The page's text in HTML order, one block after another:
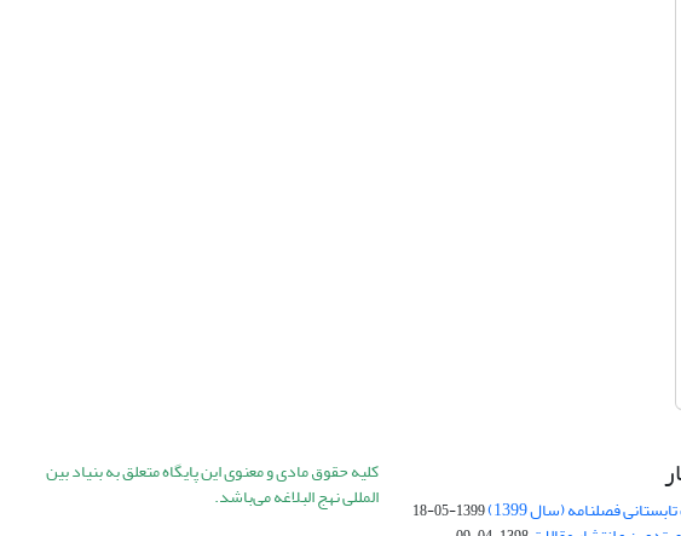
فصلنامه (سال 1399) 1399-05-18
کلیه حقوق مادی و معنوی این پایگاه متعلق به بنیاد بین
المللی نهج البلاغه می‌باشد.